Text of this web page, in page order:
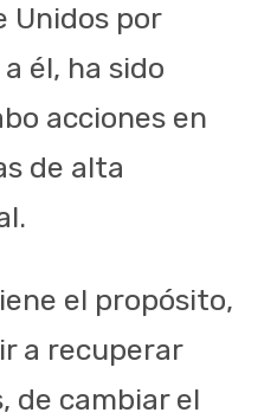
Unidos por
él, ha sido
acciones en
de alta
el propósito,
a recuperar
de cambiar el